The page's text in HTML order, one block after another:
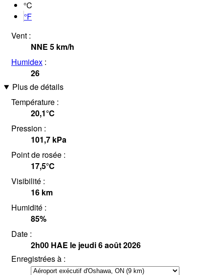
°C
°F
Vent :
NNE 5 km/h
Humidex :
26
Plus de détails
Température :
20,1°C
Pression :
101,7 kPa
Point de rosée :
17,5°C
Visibilité :
16 km
Humidité :
85%
Date :
2h00 HAE le jeudi 6 août 2026
Enregistrées à :